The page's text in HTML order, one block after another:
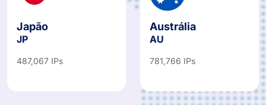
Japão
JP
Austrália
AU